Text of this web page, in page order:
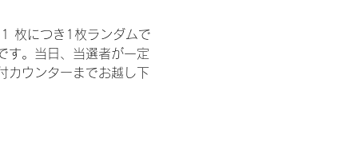
枚につき1枚ランダムで
す。当日、当選者が一定
カウンターまでお越し下